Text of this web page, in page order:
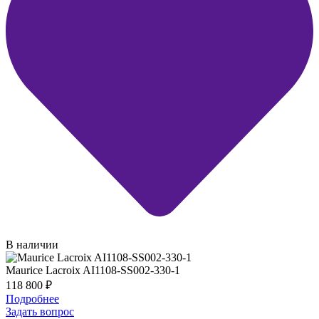
В наличии
Maurice Lacroix AI1108-SS002-330-1
118 800 ₽
Подробнее
Задать вопрос